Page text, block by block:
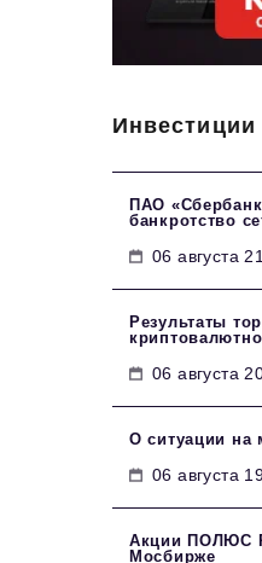
Инвестиции
ПАО
банкротство
06 августа
Результаты
06 августа
О ситуации на
06 августа
Акции ПОЛЮС
Мосбирже